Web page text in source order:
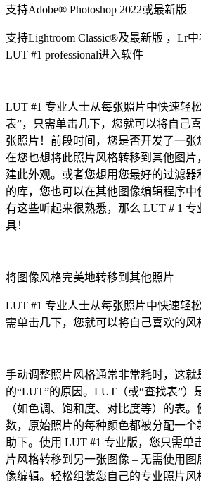
支持Adobe® Photoshop 2022或最新版
支持Lightroom Classic®及最新版 ，Lr
LUT #1 professional进入软件
LUT #1 专业人士从每张照片中快速轻
表”，只需单击几下，您就可以将自己
张照片！前段时间，您是否开发了一
在您也想将此照片风格转移到其他图片
建此外观。或者您想用您最好的过滤
的库，您也可以在其他图像编辑程序
有这些听起来很熟悉，那么 LUT # 1 专
具！
将图像风格完美地转移到其他照片
LUT #1 专业人士从每张照片中快速轻
需单击几下，您就可以将自己喜欢的风
手动调整照片风格通常非常耗时，这就
的“LUT”的原因。LUT（或“查找表”）
（如色调、饱和度、对比度等）的表
数，原始照片的每种颜色都被分配一个
助下。使用 LUT #1 专业版，您只需单
片风格转移到另一张图像 – 无需使用图
像编辑。轻松组装您自己的专业照片风